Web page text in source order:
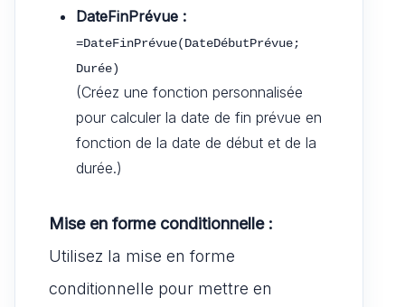
DateFinPrévue :
=DateFinPrévue(DateDébutPrévue;
Durée)
(Créez une fonction personnalisée
pour calculer la date de fin prévue en
fonction de la date de début et de la
durée.)
Mise en forme conditionnelle :
Utilisez la mise en forme
conditionnelle pour mettre en